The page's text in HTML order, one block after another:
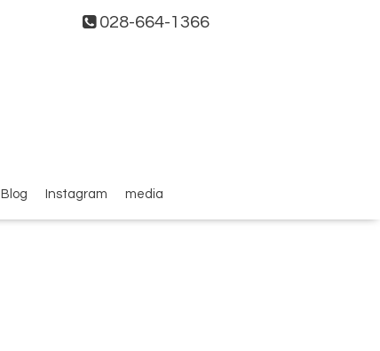
028-664-1366
Blog Instagram media